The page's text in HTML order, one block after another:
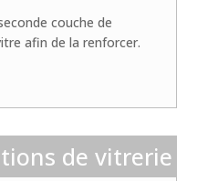
couche de
afin de la renforcer.
de vitrerie